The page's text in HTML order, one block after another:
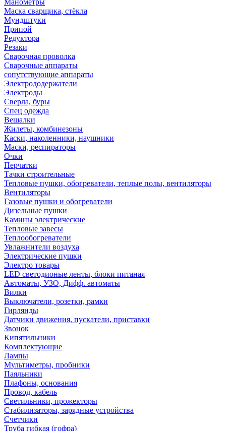
Манометры
Маска сварщика, стёкла
Мундштуки
Припой
Редуктора
Резаки
Сварочная проволка
Сварочные аппараты
сопутствующие аппараты
Электрододержатели
Электроды
Сверла, буры
Спец одежда
Вешалки
Жилеты, комбинезоны
Каски, наколенники, наушники
Маски, респираторы
Очки
Перчатки
Тачки строительные
Тепловые пушки, обогреватели, теплые полы, вентиляторы
Вентиляторы
Газовые пушки и обогреватели
Дизельные пушки
Камины электрические
Тепловые завесы
Теплообогреватели
Увлажнители воздуха
Электрические пушки
Электро товары
LED светодионые ленты, блоки питаная
Автоматы, УЗО, Дифф. автоматы
Вилки
Выключатели, розетки, рамки
Гирлянды
Датчики движения, пускатели, приставки
Звонок
Кипятильники
Комплектующие
Лампы
Мультиметры, пробники
Паяльники
Плафоны, основания
Провод, кабель
Светильники, прожекторы
Стабилизаторы, зарядные устройства
Счетчики
Труба гибкая (гофра)